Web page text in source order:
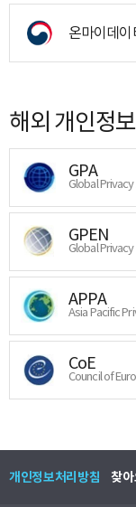
온마이데이
해외 개인정
GPA
Global
GPEN
Global
APPA
Asia Pacific
CoE
Council of
개인정보처리방침 찾